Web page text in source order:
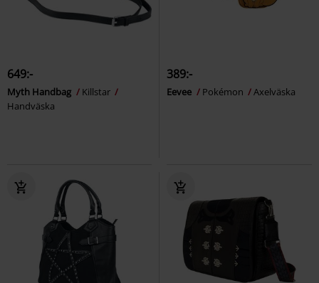
649:-
Myth Handbag
Killstar
Handväska
389:-
Eevee Pokémon Axelväska